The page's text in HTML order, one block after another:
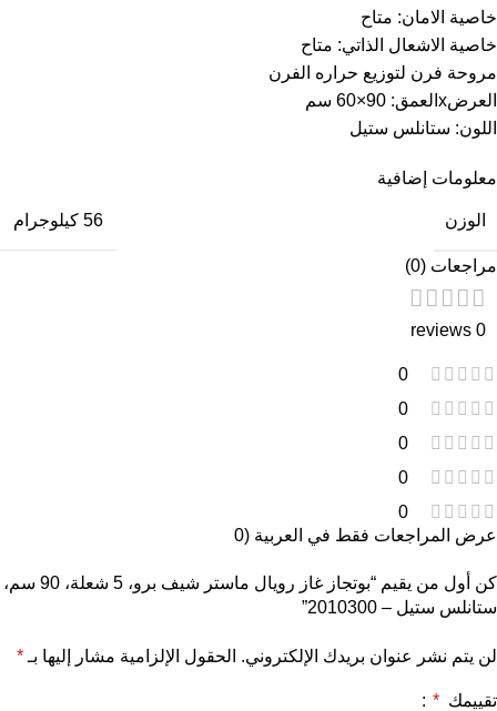
خاصية الامان: متاح
خاصية الاشعال الذاتي: متاح
مروحة فرن لتوزيع حراره الفرن
العرضxالعمق: 90×60 سم
اللون: ستانلس ستيل
معلومات إضافية
الوزن 56 كيلوجرام
مراجعات (0)
0 reviews
0
0
0
0
0
عرض المراجعات فقط في العربية (0
كن أول من يقيم “بوتجاز غاز رويال ماستر شيف برو، 5 شعلة، 90 سم،
ستانلس ستيل – 2010300”
لن يتم نشر عنوان بريدك الإلكتروني. الحقول الإلزامية مشار إليها بـ *
تقييمك *